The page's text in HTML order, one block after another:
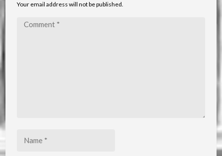
Your email address will not be published.
Comment